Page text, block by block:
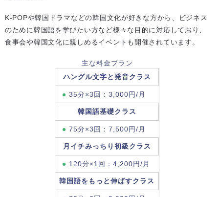
K-POPや韓国ドラマなどの韓国文化が好きな方から、ビジネス
のために韓国語を学びたい方など様々な目的に対応しており、
食事会や韓国文化に親しめるイベントも開催されています。
主な料金プラン
ハングル文字と発音クラス
35分×3回：3,000円/月
韓国語基礎クラス
75分×3回：7,500円/月
月イチみっちり初級クラス
120分×1回：4,200円/月
韓国語をもっと伸ばすクラス